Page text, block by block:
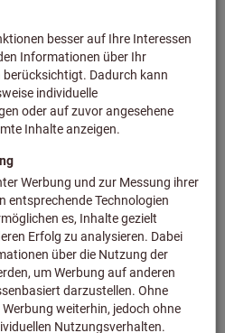
Geschäftskunden nach
Warenkorb
1-2 Wochen Speditionslieferung
Lieferzeit und eingeschränkte
wir für Sie direkt beim Hersteller,
unseres Hauptsortiments ist und